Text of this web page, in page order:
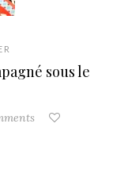
sous le